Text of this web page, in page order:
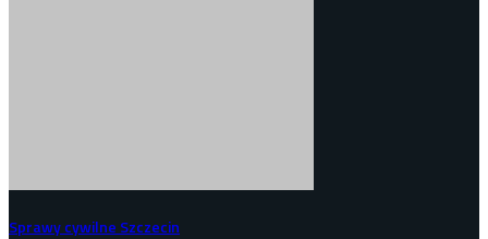
Sprawy cywilne Szczecin